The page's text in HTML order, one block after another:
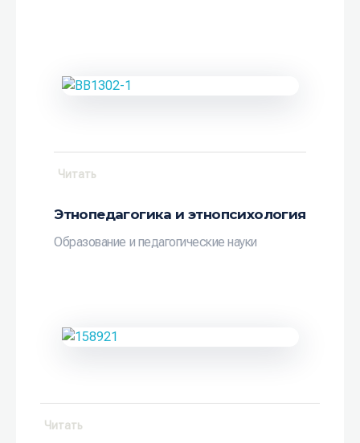
Этнопедагогика и этнопсихология
Образование и педагогические науки
Читать
Читать